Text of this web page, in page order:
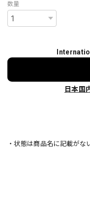
数量
日本国
・状態は商品名に記載がな